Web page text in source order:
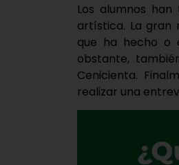
Los alumnos
artística. La gran
que ha hecho o
obstante,
Cenicienta.
realizar una